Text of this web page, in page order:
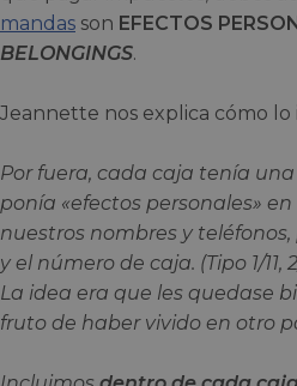
mandas son EFECTOS
BELONGINGS.
Jeannette nos explica cómo lo
Por fuera, cada caja tenía
ponía «efectos personales»
nuestros nombres y
y el número de caja. (Tipo 1/11,
La idea era que les quedase
fruto de haber vivido en otro